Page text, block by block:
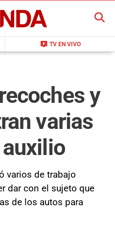
live_tv TV EN VIVO
BUSCAR
y
varias
varios de trabajo
dar con el sujeto que
de los autos para